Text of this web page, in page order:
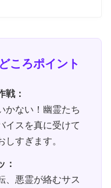
ころポイント
戦：
かない！幽霊たち
イスを真に受けて
すぎます。
：
、悪霊が絡むサス